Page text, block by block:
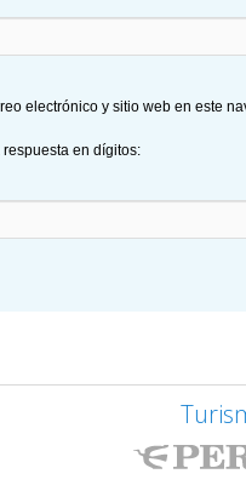
electrónico y sitio web en este
respuesta en dígitos: